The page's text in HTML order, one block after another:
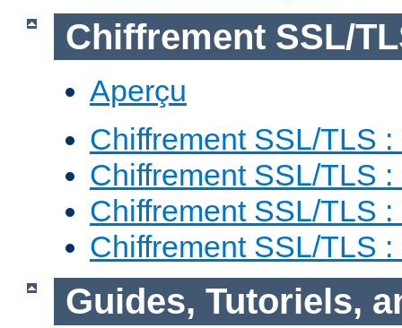
Chiffrement SSL/
Aperçu
Chiffrement SSL/TLS
Chiffrement SSL/TLS
Chiffrement SSL/TLS
Chiffrement SSL/TLS :
Guides, Tutoriels,